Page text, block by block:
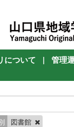
について |
管理
図書館